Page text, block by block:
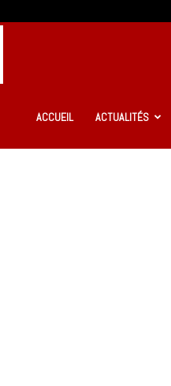
GuinéeACCUEIL ACTUALITÉS